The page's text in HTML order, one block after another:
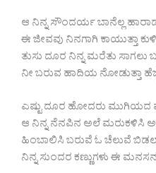
ಆ ನಿನ್ನ ಸೌಂದರ್ಯ ಬಾನೆಲ್ಲ
ಈ ಜೀವವು ನಿನಗಾಗಿ ಕಾಯುತ್ತಾ
ತುಸು ದೂರ ನಿನ್ನ ಮರೆತು ಸಾಗಲು
ನೀ ಬರುವ ಹಾದಿಯ ನೋಡುತ್ತಾ
ಎಷ್ಟು ದೂರ ಹೋದರು
ಆ ನಿನ್ನ ನೆನಪಿನ ಅಲೆ ಮರುಕಳಿಸಿ
ಹಿಂಬಾಲಿಸಿ ಬರುವೆ ಓ ಚೆಲುವೆ
ನಿನ್ನ ಸುಂದರ ಕಣ್ಣುಗಳು ಈ